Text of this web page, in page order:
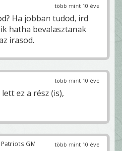
több mint 10 éve
Ha jobban tudod, ird
hatha bevalasztanak
irasod.
több mint 10 éve
ez a rész (is),
több mint 10 éve
GM